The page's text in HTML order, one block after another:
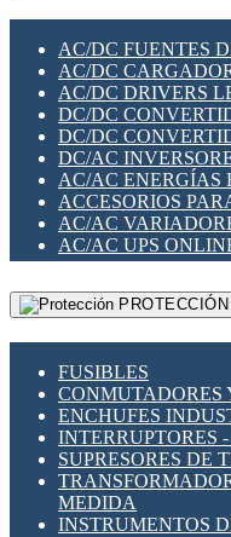
SWITCH Y
TARJETAS PI
UNIÓN Y
PLACAS
SWITCHES Y
SOLUCIONES IOT
SOLUCIONES
SOLUCIONES
SEGURIDAD PARA
SWITCHES LAN
TELEFONÍA IP
VIGILANCIA IP
MESHTASTIC
AC/DC FUENTES
AC/DC
AC/DC DRIVERS
DC/DC
DC/DC
DC/AC
AC/AC ENERGÍAS
ACCESORIOS
AC/AC
AC/AC UPS
PROTECCIÓN
FUSIBLES
CONMUTADORES
ENCHUFES
INTERRUPTORES
SUPRESORES DE
MEDIDA
INSTRUMENTOS